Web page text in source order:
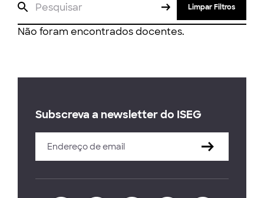
Limpar Filtros
Não foram encontrados docentes.
Subscreva a newsletter do ISEG